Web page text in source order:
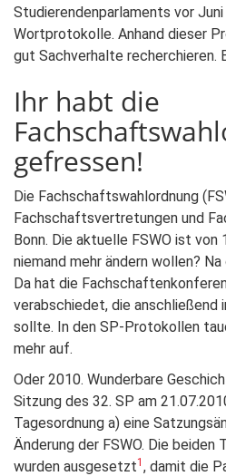
Studierendenparlaments vor
Wortprotokolle. Anhand dieser
gut Sachverhalte recherchieren.
Ihr habt die
gefressen!
Die Fachschaftswahlordnung
Fachschaftsvertretungen und
Bonn. Die aktuelle FSWO ist
niemand mehr ändern wollen?
Da hat die
verabschiedet, die anschließend
sollte. In den SP-Protokollen
mehr auf.
Oder 2010. Wunderbare
Sitzung des 32. SP am
Tagesordnung a) eine
Änderung der FSWO. Die beiden
wurden ausgesetzt1 , damit die